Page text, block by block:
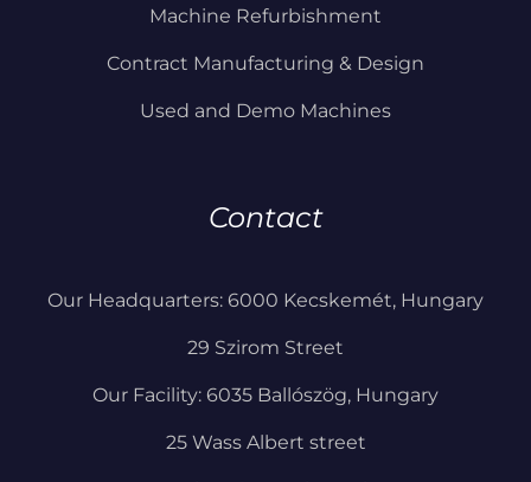
Machine Refurbishment
Contract Manufacturing & Design
Used and Demo Machines
Contact
Our Headquarters: 6000 Kecskemét, Hungary
29 Szirom Street
Our Facility: 6035 Ballószög, Hungary
25 Wass Albert street